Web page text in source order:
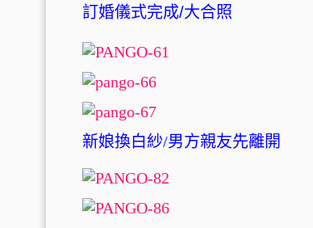
訂婚儀式完成/大合照
新娘換白紗/男方親友先離開